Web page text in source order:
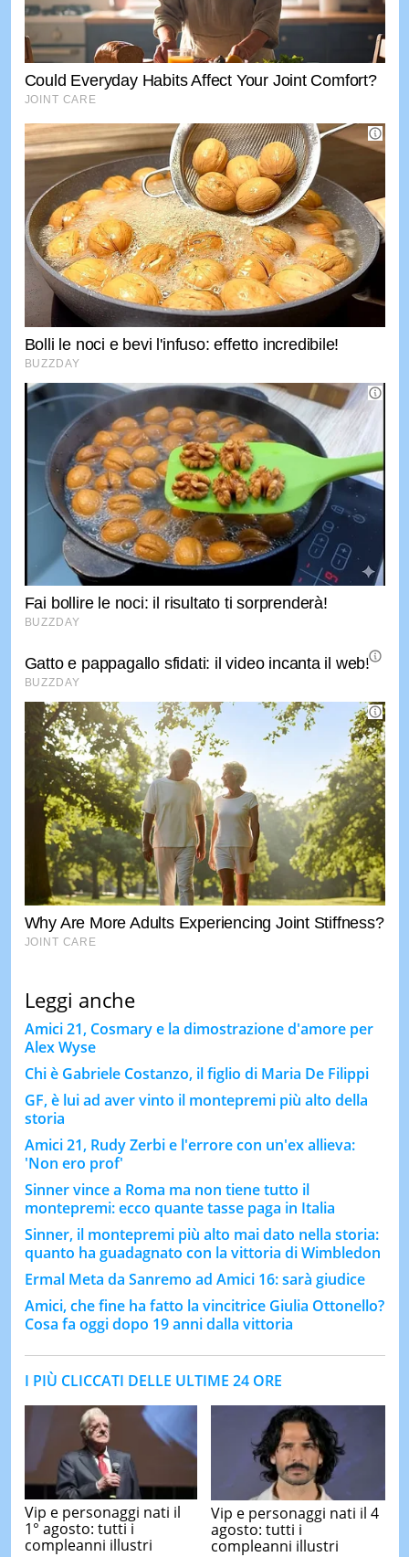
Leggi anche
Amici 21, Cosmary e la dimostrazione d'amore per
Alex Wyse
Chi è Gabriele Costanzo, il figlio di Maria De Filippi
GF, è lui ad aver vinto il montepremi più alto della
storia
Amici 21, Rudy Zerbi e l'errore con un'ex allieva:
'Non ero prof'
Sinner vince a Roma ma non tiene tutto il
montepremi: ecco quante tasse paga in Italia
Sinner, il montepremi più alto mai dato nella storia:
quanto ha guadagnato con la vittoria di Wimbledon
Ermal Meta da Sanremo ad Amici 16: sarà giudice
Amici, che fine ha fatto la vincitrice Giulia Ottonello?
Cosa fa oggi dopo 19 anni dalla vittoria
I PIÙ CLICCATI DELLE ULTIME 24 ORE
Vip e personaggi nati il
1° agosto: tutti i
compleanni illustri
Vip e personaggi nati il 4
agosto: tutti i
compleanni illustri